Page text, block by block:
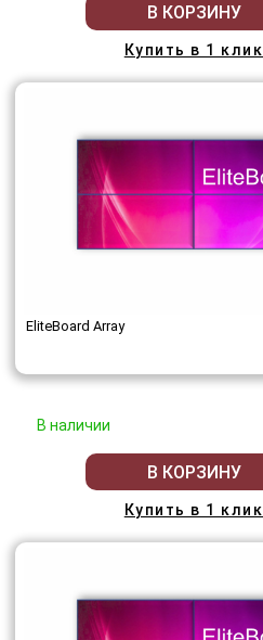
В КОРЗИНУ
Купить в 1 клик
EliteBoard Array
В наличии
В КОРЗИНУ
Купить в 1 клик